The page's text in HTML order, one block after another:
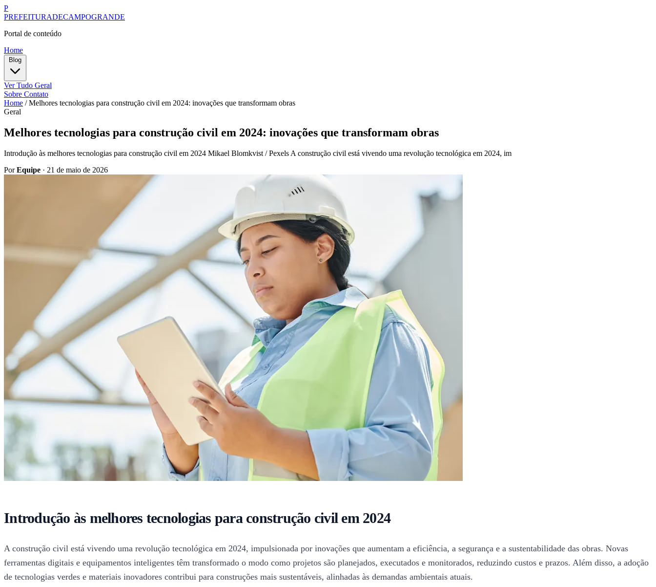
P
PREFEITURADECAMPOGRANDE
Portal de conteúdo
Home
Ver Tudo Geral
Sobre Contato
Home / Melhores tecnologias para construção civil em 2024: inovações que transformam obras
Geral
Melhores tecnologias para construção civil em 2024: inovações que transformam obras
Introdução às melhores tecnologias para construção civil em 2024 Mikael Blomkvist / Pexels A construção civil está vivendo uma revolução tecnológica em 2024, im
PorEquipe · 21 de maio de 2026
Introdução às melhores tecnologias para construção civil em 2024
A construção civil está vivendo uma revolução tecnológica em 2024, impulsionada por inovações que aumentam a eficiência, a segurança e a sustentabilidade das obras. Novas
ferramentas digitais e equipamentos inteligentes têm transformado o modo como projetos são planejados, executados e monitorados, reduzindo custos e prazos. Além disso, a adoção
de tecnologias verdes e materiais inovadores contribui para construções mais sustentáveis, alinhadas às demandas ambientais atuais.